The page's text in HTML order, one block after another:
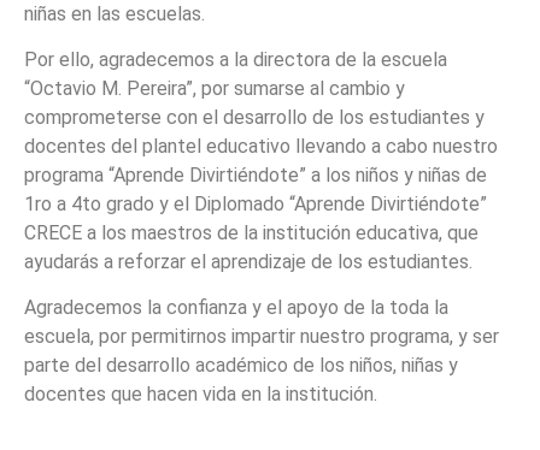
niñas en las escuelas.
Por ello, agradecemos a la directora de la escuela
“Octavio M. Pereira”, por sumarse al cambio y
comprometerse con el desarrollo de los estudiantes y
docentes del plantel educativo llevando a cabo nuestro
programa “Aprende Divirtiéndote” a los niños y niñas de
1ro a 4to grado y el Diplomado “Aprende Divirtiéndote”
CRECE a los maestros de la institución educativa, que
ayudarás a reforzar el aprendizaje de los estudiantes.
Agradecemos la confianza y el apoyo de la toda la
escuela, por permitirnos impartir nuestro programa, y ser
parte del desarrollo académico de los niños, niñas y
docentes que hacen vida en la institución.